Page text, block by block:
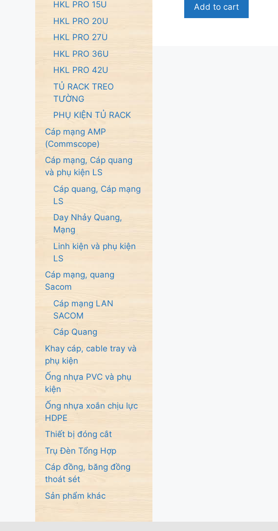
à
5
Add to cart
HKL PRO 15U
HKL PRO 20U
HKL PRO 27U
HKL PRO 36U
HKL PRO 42U
TỦ RACK TREO
TƯỜNG
PHỤ KIỆN TỦ RACK
Cáp mạng AMP
(Commscope)
Cáp mạng, Cáp quang
và phụ kiện LS
Cáp quang, Cáp mạng
LS
Day Nhảy Quang,
Mạng
Linh kiện và phụ kiện
LS
Cáp mạng, quang
Sacom
Cáp mạng LAN
SACOM
Cáp Quang
Khay cáp, cable tray và
phụ kiện
Ống nhựa PVC và phụ
kiện
Ống nhựa xoắn chịu lực
HDPE
Thiết bị đóng cắt
Trụ Đèn Tổng Hợp
Cáp đồng, băng đồng
thoát sét
Sản phẩm khác